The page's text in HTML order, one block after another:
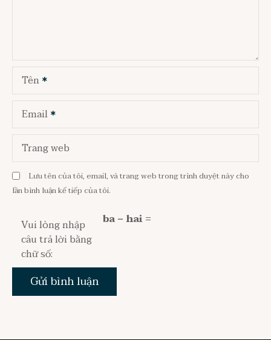
Tên
Email
Trang web
Lưu tên của tôi, email, và trang web trong trình duyệt này cho
lần bình luận kế tiếp của tôi.
Vui lòng nhập
câu trả lời bằng
chữ số:
ba − hai =